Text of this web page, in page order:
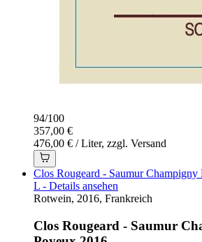
94/100
357,00 €
476,00 € / Liter, zzgl. Versand
Clos Rougeard - Saumur
L - Details ansehen
Rotwein, 2016, Frankreich
Clos Rougeard - Saumur